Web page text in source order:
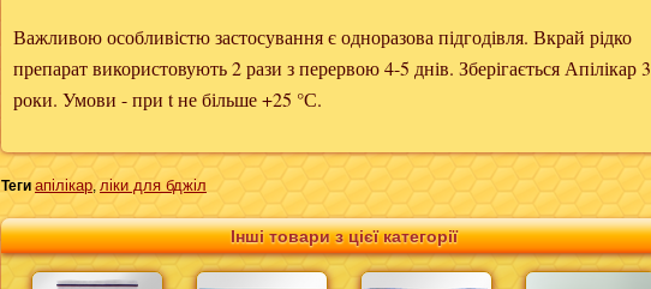
Важливою особливістю застосування є одноразова підгодівля. Вкрай рідко
препарат використовують 2 рази з перервою 4-5 днів. Зберігається Апілікар 3
роки. Умови - при t не більше +25 °С.
Теги апілікар, ліки для бджіл
Інші товари з цієї категорії